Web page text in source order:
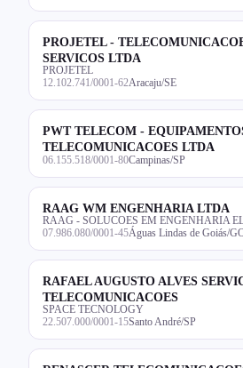
PROJETEL -
SERVICOS LTDA
PROJETEL
12.102.741/0001-62Aracaju/SE
PWT TELECOM -
TELECOMUNICACOES LTDA
06.155.518/0001-80Campinas/SP
RAAG WM ENGENHARIA LTDA
RAAG - SOLUCOES EM ENGENHARIA
07.986.080/0001-45Águas Lindas de Goiás/
RAFAEL AUGUSTO ALVES
TELECOMUNICACOES
SPACE TECNOLOGY
22.507.000/0001-15Santo André/SP